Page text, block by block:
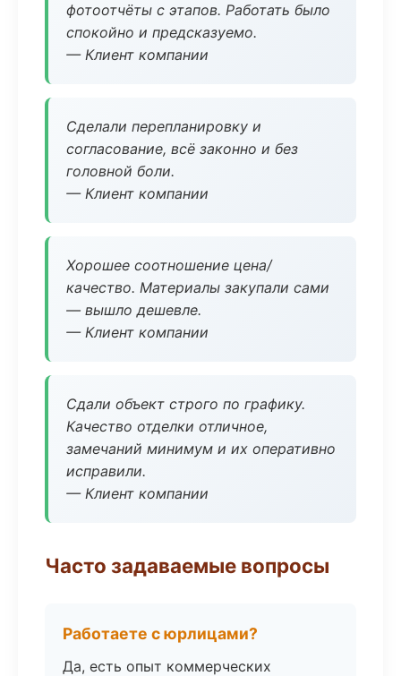
фотоотчёты с этапов. Работать было
спокойно и предсказуемо.
— Клиент компании
Сделали перепланировку и
согласование, всё законно и без
головной боли.
— Клиент компании
Хорошее соотношение цена/
качество. Материалы закупали сами
— вышло дешевле.
— Клиент компании
Сдали объект строго по графику.
Качество отделки отличное,
замечаний минимум и их оперативно
исправили.
— Клиент компании
Часто задаваемые вопросы
Работаете с юрлицами?
Да, есть опыт коммерческих